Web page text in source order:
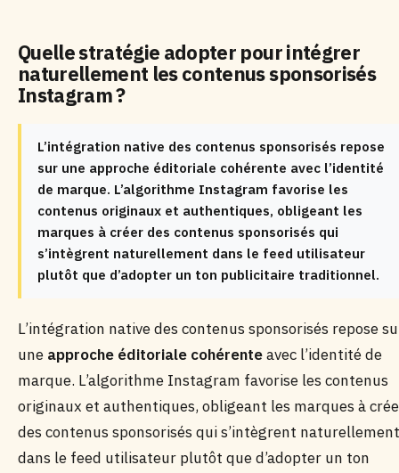
Quelle stratégie adopter pour intégrer
naturellement les contenus sponsorisés
Instagram ?
L’intégration native des contenus sponsorisés repose
sur une approche éditoriale cohérente avec l’identité
de marque. L’algorithme Instagram favorise les
contenus originaux et authentiques, obligeant les
marques à créer des contenus sponsorisés qui
s’intègrent naturellement dans le feed utilisateur
plutôt que d’adopter un ton publicitaire traditionnel.
L’intégration native des contenus sponsorisés repose
une approche éditoriale cohérenteavec l’identité de
marque. L’algorithme Instagram favorise les contenus
originaux et authentiques, obligeant les marques à
des contenus sponsorisés qui s’intègrent naturellement
dans le feed utilisateur plutôt que d’adopter un ton